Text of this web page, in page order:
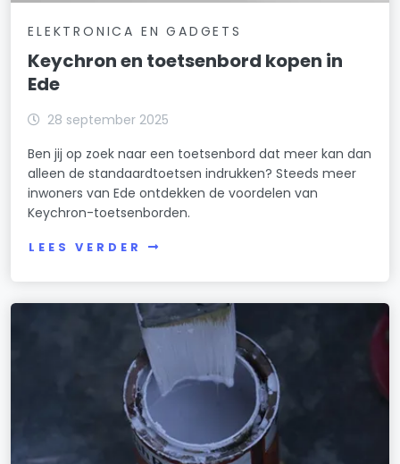
ELEKTRONICA EN GADGETS
Keychron en toetsenbord kopen in
Ede
28 september 2025
Ben jij op zoek naar een toetsenbord dat meer kan dan
alleen de standaardtoetsen indrukken? Steeds meer
inwoners van Ede ontdekken de voordelen van
Keychron-toetsenborden.
LEES VERDER